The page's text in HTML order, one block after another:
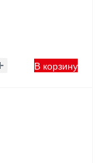
В корзину